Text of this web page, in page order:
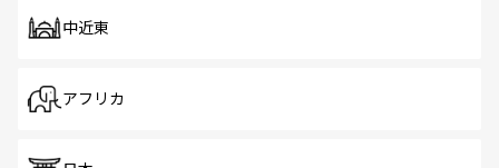
中近東
アフリカ